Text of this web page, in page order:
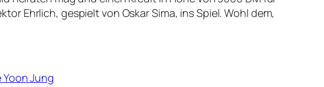
Ehrlich, gespielt von Oskar Sima, ins Spiel. Wohl dem,
Yoon Jung